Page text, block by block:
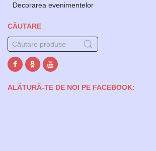
Decorarea evenimentelor
CĂUTARE
ALĂTURĂ-TE DE NOI PE FACEBOOK: